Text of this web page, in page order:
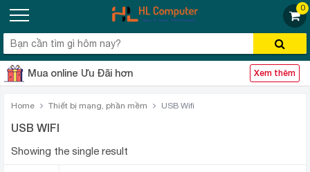
0
Mua online Ưu Đãi hơn Xem thêm
Home Thiết bị mạng, phần mềm USB Wifi
USB WIFI
Showing the single result